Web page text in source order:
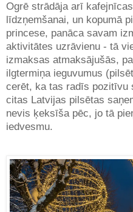
Ogrē strādāja arī
līdzņemšanai, un kopumā
princese, panāca savam
aktivitātes uzrāvienu - tā
izmaksas atmaksājušās,
ilgtermiņa ieguvumus
cerēt, ka tas radīs pozitīvu
citas Latvijas pilsētas
nevis ķeksīša pēc, jo tā
iedvesmu.